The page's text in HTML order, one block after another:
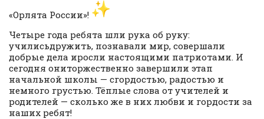
«Орлята России»!
Четыре года ребята шли рука об руку:
училисьдружить, познавали мир, совершали
добрые дела иросли настоящими патриотами. И
сегодня ониторжественно завершили этап
начальной школы — сгордостью, радостью и
немного грустью. Тёплые слова от учителей и
родителей — сколько же в них любви и гордости за
наших ребят!